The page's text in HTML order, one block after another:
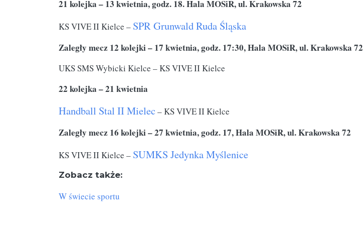
21 kolejka – 13 kwietnia, godz. 18. Hala MOSiR, ul. Krakowska 72
KS VIVE II Kielce – SPRGrunwaldRuda Śląska
Zaległy mecz 12 kolejki – 17 kwietnia, godz. 17:30, Hala MOSiR, ul. Krakowska 72
UKS SMS Wybicki Kielce – KS VIVE II Kielce
22 kolejka – 21 kwietnia
Handball Stal II Mielec – KS VIVE II Kielce
Zaległy mecz 16 kolejki – 27 kwietnia, godz. 17, Hala MOSiR, ul. Krakowska 72
KS VIVE II Kielce – SUMKS Jedynka Myślenice
Zobacz także:
W świecie sportu